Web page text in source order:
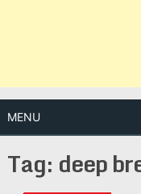
MENU
Tag: deep